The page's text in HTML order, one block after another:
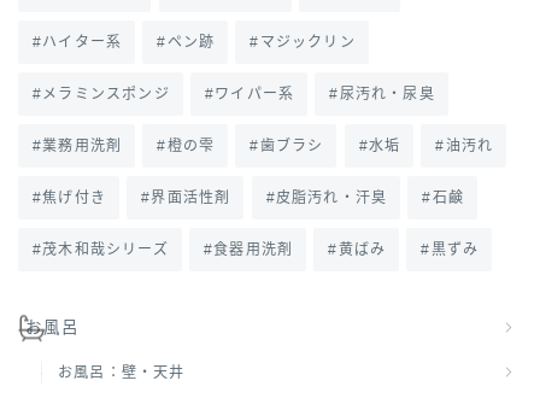
ハイター系 ペン跡 マジックリン
メラミンスポンジ ワイパー系 尿汚れ・尿臭
業務用洗剤 橙の雫 歯ブラシ 水垢 油汚れ
焦げ付き 界面活性剤 皮脂汚れ・汗臭 石鹸
茂木和哉シリーズ 食器用洗剤 黄ばみ 黒ずみ
お風呂
お風呂：壁・天井